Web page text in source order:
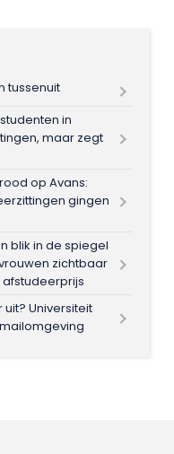
tussenuit
in
maar zegt
op Avans:
gingen
blik in de spiegel
zichtbaar
Universiteit